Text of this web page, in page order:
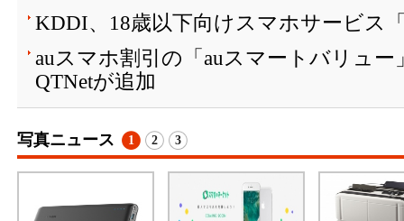
KDDI、18歳以下向けスマホサービス
auスマホ割引の「auスマートバリュー
QTNetが追加
写真ニュース 1 2 3